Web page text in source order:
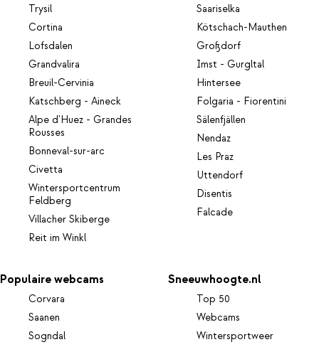
Trysil
Cortina
Lofsdalen
Grandvalira
Breuil-Cervinia
Katschberg - Aineck
Alpe d'Huez - Grandes
Rousses
Bonneval-sur-arc
Civetta
Wintersportcentrum
Feldberg
Villacher Skiberge
Reit im Winkl
Saariselka
Kötschach-Mauthen
Großdorf
Imst - Gurgltal
Hintersee
Folgaria - Fiorentini
Sälenfjällen
Nendaz
Les Praz
Uttendorf
Disentis
Falcade
Populaire webcams
Corvara
Saanen
Sogndal
Sneeuwhoogte.nl
Top 50
Webcams
Wintersportweer